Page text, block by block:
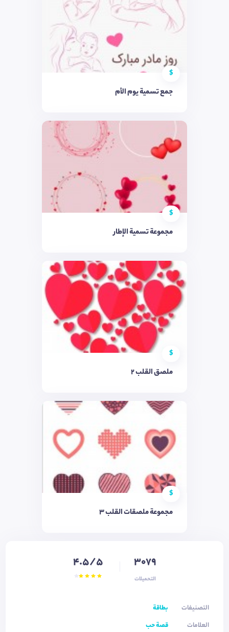
$
جمع تسمية يوم الأم
$
مجموعة تسمية الإطار
$
ملصق القلب 2
$
مجموعة ملصقات القلب 3
3079
التحميلات
4.5/5
التصنيفات
بطاقة
العلامات
قصة حب